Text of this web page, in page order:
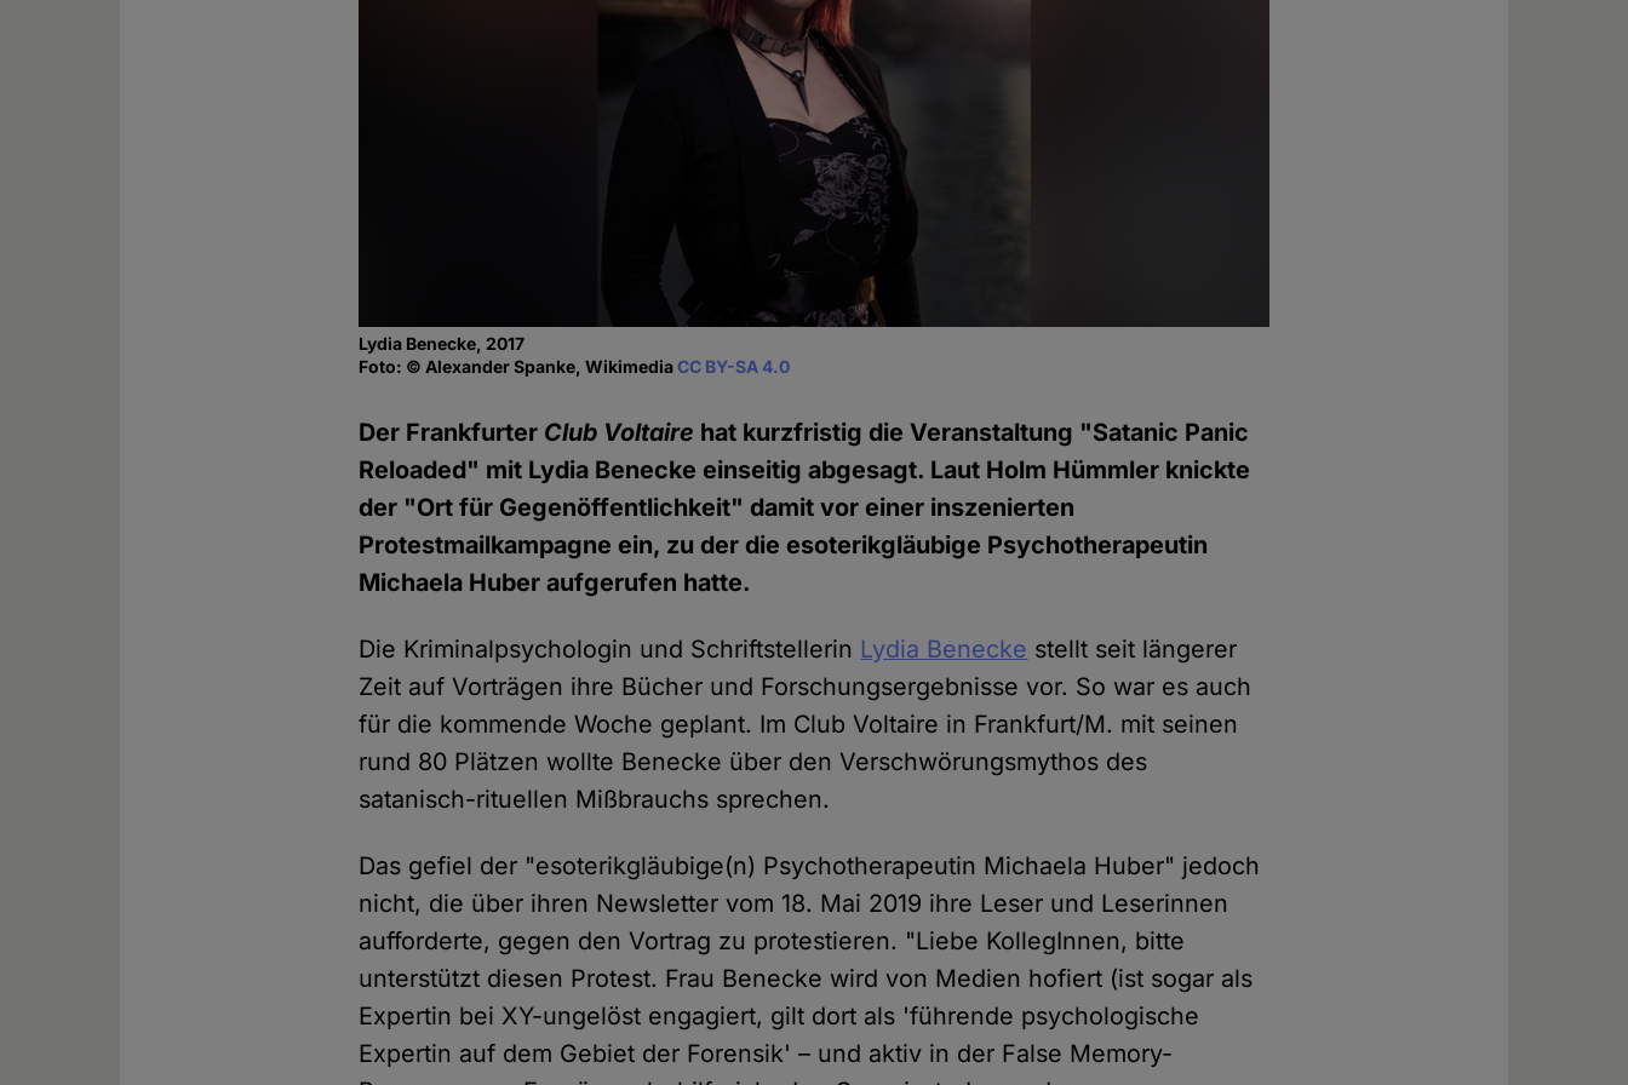
Lydia Benecke, 2017
Foto: © Alexander Spanke, WikimediaCC BY-SA 4.0
Der Frankfurter Club Voltaire hat kurzfristig die Veranstaltung "Satanic Panic
Reloaded" mit Lydia Benecke einseitig abgesagt. Laut Holm Hümmler knickte
der "Ort für Gegenöffentlichkeit" damit vor einer inszenierten
Protestmailkampagne ein, zu der die esoterikgläubige Psychotherapeutin
Michaela Huber aufgerufen hatte.
Die Kriminalpsychologin und Schriftstellerin Lydia Benecke stellt seit längerer
Zeit auf Vorträgen ihre Bücher und Forschungsergebnisse vor. So war es auch
für die kommende Woche geplant. Im Club Voltaire in Frankfurt/M. mit seinen
rund 80 Plätzen wollte Benecke über den Verschwörungsmythos des
satanisch-rituellen Mißbrauchs sprechen.
Das gefiel der "esoterikgläubige(n) Psychotherapeutin Michaela Huber" jedoch
nicht, die über ihren Newsletter vom 18. Mai 2019 ihre Leser und Leserinnen
aufforderte, gegen den Vortrag zu protestieren. "Liebe KollegInnen, bitte
unterstützt diesen Protest. Frau Benecke wird von Medien hofiert (ist sogar als
Expertin bei XY-ungelöst engagiert, gilt dort als 'führende psychologische
Expertin auf dem Gebiet der Forensik' – und aktiv in der False Memory-